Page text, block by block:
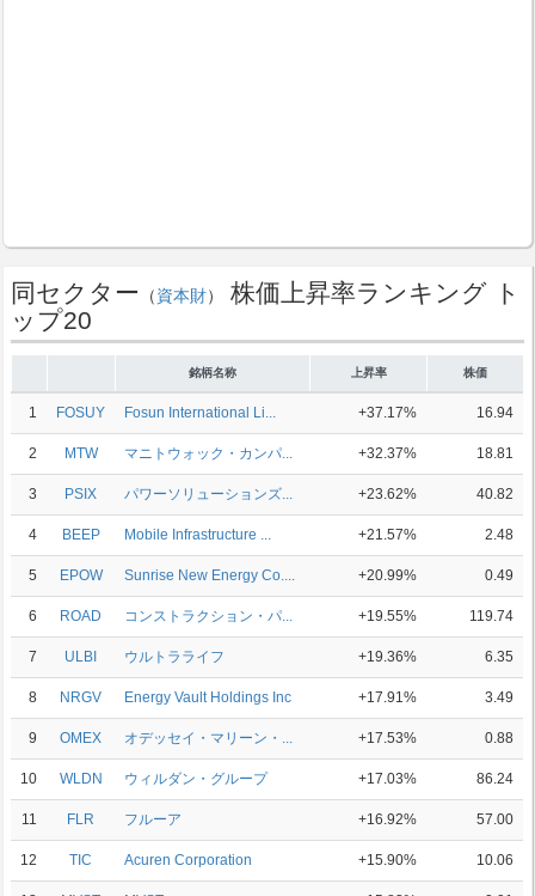
同セクター （ 資本財）
株価上昇率ランキング ト
ップ20
銘柄名称 上昇率 株価
1 FOSUY Fosun International Li... +37.17% 16.94
2 MTW マニトウォック・カンパ... +32.37% 18.81
3 PSIX パワーソリューションズ... +23.62% 40.82
4 BEEP Mobile Infrastructure ... +21.57% 2.48
5 EPOW Sunrise New Energy Co.... +20.99% 0.49
6 ROAD コンストラクション・パ... +19.55% 119.74
7 ULBI ウルトラライフ +19.36% 6.35
8 NRGV Energy Vault Holdings Inc +17.91% 3.49
9 OMEX オデッセイ・マリーン・... +17.53% 0.88
10 WLDN ウィルダン・グループ +17.03% 86.24
11 FLR フルーア +16.92% 57.00
12 TIC Acuren Corporation +15.90% 10.06